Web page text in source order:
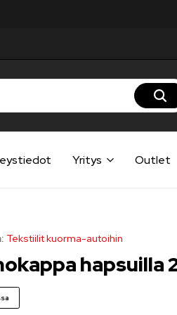
Yritys Outlet
Tekstiilit kuorma-autoihin
hapsuilla